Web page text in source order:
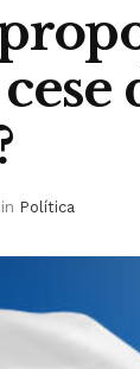
in Política